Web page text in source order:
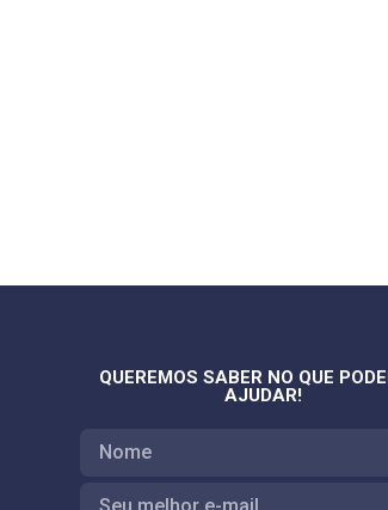
QUEREMOS SABER NO QUE
AJUDAR!